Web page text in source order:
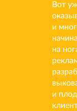
Вот
и
на
и